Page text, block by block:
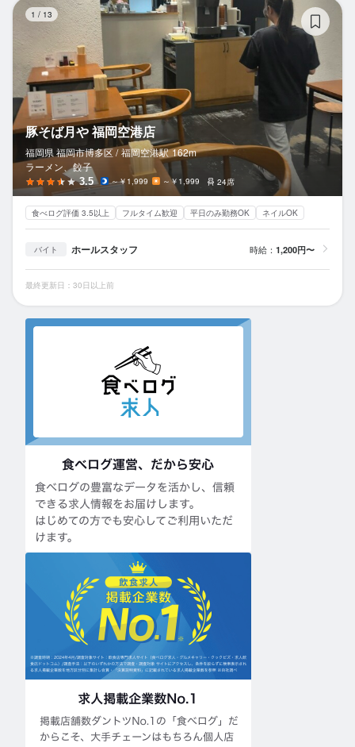
1 / 13
豚そば月や 福岡空港店
福岡県 福岡市博多区 / 福岡空港駅 162m
ラーメン、餃子
3.5 ～￥1,999 ～￥1,999 24席
食べログ評価 3.5以上 フルタイム歓迎 平日のみ勤務OK ネイルOK
バイト ホールスタッフ 時給： 1,200円〜
最終更新日：30日以上前